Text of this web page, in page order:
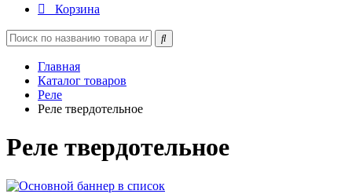
Корзина
Главная
Каталог товаров
Реле
Реле твердотельное
Реле твердотельное